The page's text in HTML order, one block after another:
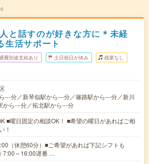
と話すのが好きな方に＊未経
生活サポート
費別途支給あり 土日祝日が休み 残業なし
---分／新琴似駅から---分／篠路駅から---分／新川
から---分／拓北駅から---分
■曜日固定の相談OK！ ■希望の曜日があればご相
！
（休憩60分）■ご希望があれば下記シフトも
7:00～16:00遅番 …